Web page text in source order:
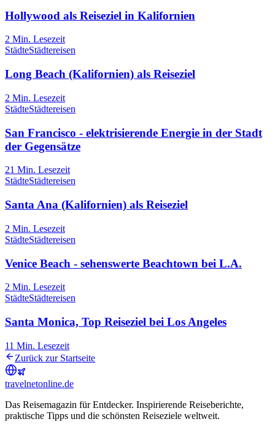
Hollywood als Reiseziel in Kalifornien
2 Min. Lesezeit
StädteStädtereisen
Long Beach (Kalifornien) als Reiseziel
2 Min. Lesezeit
StädteStädtereisen
San Francisco - elektrisierende Energie in der Stadt
der Gegensätze
21 Min. Lesezeit
StädteStädtereisen
Santa Ana (Kalifornien) als Reiseziel
2 Min. Lesezeit
StädteStädtereisen
Venice Beach - sehenswerte Beachtown bei L.A.
2 Min. Lesezeit
StädteStädtereisen
Santa Monica, Top Reiseziel bei Los Angeles
11 Min. Lesezeit
Zurück zur Startseite
travelnetonline.de
Das Reisemagazin für Entdecker. Inspirierende Reiseberichte,
praktische Tipps und die schönsten Reiseziele weltweit.